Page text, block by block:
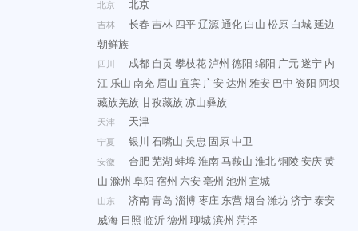
北京 北京
吉林 长春 吉林 四平辽源通化 白山 松原 白城延边
朝鲜族
四川 成都 自贡攀枝花泸州 德阳 绵阳 广元遂宁 内
江 乐山 南充 眉山 宜宾 广安达州 雅安 巴中 资阳 阿坝
藏族羌族甘孜藏族凉山彝族
天津 天津
宁夏 银川 石嘴山 吴忠 固原中卫
安徽 合肥芜湖 蚌埠淮南马鞍山 淮北铜陵 安庆黄
山 滁州 阜阳 宿州 六安亳州 池州 宣城
山东 济南青岛 淄博枣庄 东营烟台 潍坊济宁泰安
威海 日照 临沂德州 聊城滨州 菏泽